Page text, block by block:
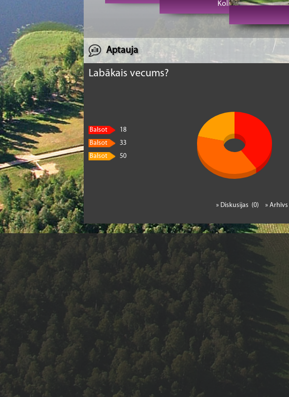
Kolkas rags un bāka
Aptauja
Labākais vecums?
Balsot
18
Balsot
33
Balsot
50
» Arhīvs
» Diskusijas (0)